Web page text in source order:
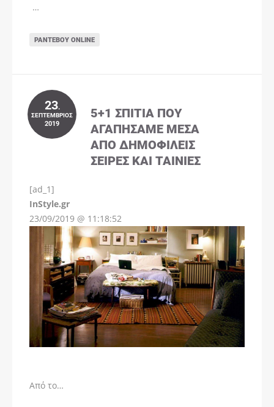
…
ΡΑΝΤΕΒΟΎ ONLINE
23.
ΣΕΠΤΈΜΒΡΙΟΣ
2019
5+1 ΣΠΊΤΙΑ ΠΟΥ
ΑΓΑΠΉΣΑΜΕ ΜΈΣΑ
ΑΠΌ ΔΗΜΟΦΙΛΕΊΣ
ΣΕΙΡΈΣ ΚΑΙ ΤΑΙΝΊΕΣ
[ad_1]
InStyle.gr
23/09/2019 @ 11:18:52
Από το…